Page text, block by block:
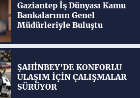
Gaziantep İş Dünyası Kamu
Bankalarının Genel
Müdürleriyle Buluştu
ŞAHİNBEY’DE KONFORLU
ULAŞIM İÇİN ÇALIŞMALAR
SÜRÜYOR